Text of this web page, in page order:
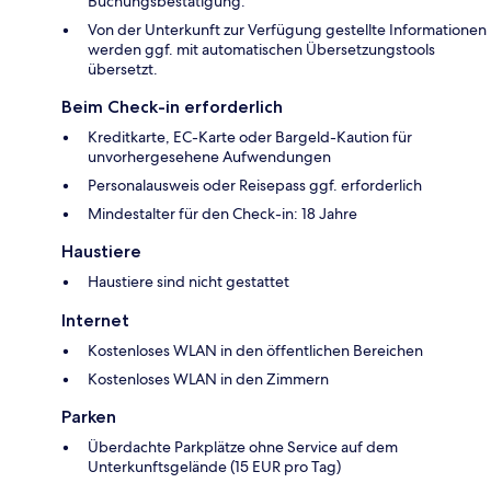
Von der Unterkunft zur Verfügung gestellte Informationen
werden ggf. mit automatischen Übersetzungstools
übersetzt.
Beim Check-in erforderlich
Kreditkarte, EC-Karte oder Bargeld-Kaution für
unvorhergesehene Aufwendungen
Personalausweis oder Reisepass ggf. erforderlich
Mindestalter für den Check-in: 18 Jahre
Haustiere
Haustiere sind nicht gestattet
Internet
Kostenloses WLAN in den öffentlichen Bereichen
Kostenloses WLAN in den Zimmern
Parken
Überdachte Parkplätze ohne Service auf dem
Unterkunftsgelände (15 EUR pro Tag)